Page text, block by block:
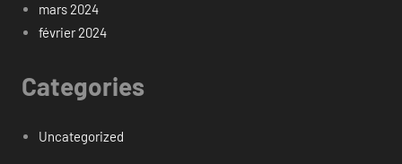
mars 2024
février 2024
Categories
Uncategorized